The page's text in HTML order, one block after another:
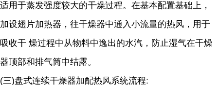
适用于蒸发强度较大的干燥过程。在基本配置基础上，
加设翅片加热器，往干燥器中通入小流量的热风，用于
吸收干 燥过程中从物料中逸出的水汽，防止湿气在干燥
器顶部和排气筒中结露。
(三)盘式连续干燥器加配热风系统流程: